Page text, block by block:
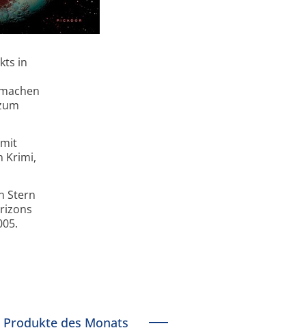
in
Krimi,
Stern
Produkte des Monats